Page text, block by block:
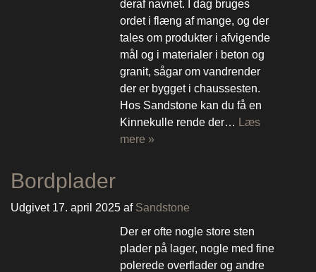
deraf navnet. I dag bruges
ordet i flæng af mange, og der
tales om produkter i afvigende
mål og i materialer i beton og
granit, sågar om vandrender
der er bygget i chaussesten.
Hos Sandstone kan du få en
Kinnekulle rende der… Læs
mere »
Bordplader
Udgivet 17. april 2025 af Sandstone
Der er ofte nogle store sten
plader på lager, nogle med fine
polerede overflader og andre